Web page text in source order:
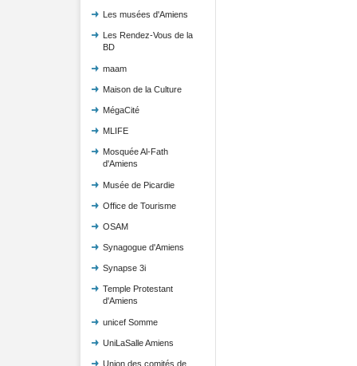
Les musées d'Amiens
Les Rendez-Vous de la
BD
maam
Maison de la Culture
MégaCité
MLIFE
Mosquée Al-Fath
d'Amiens
Musée de Picardie
Office de Tourisme
OSAM
Synagogue d'Amiens
Synapse 3i
Temple Protestant
d'Amiens
unicef Somme
UniLaSalle Amiens
Union des comités de